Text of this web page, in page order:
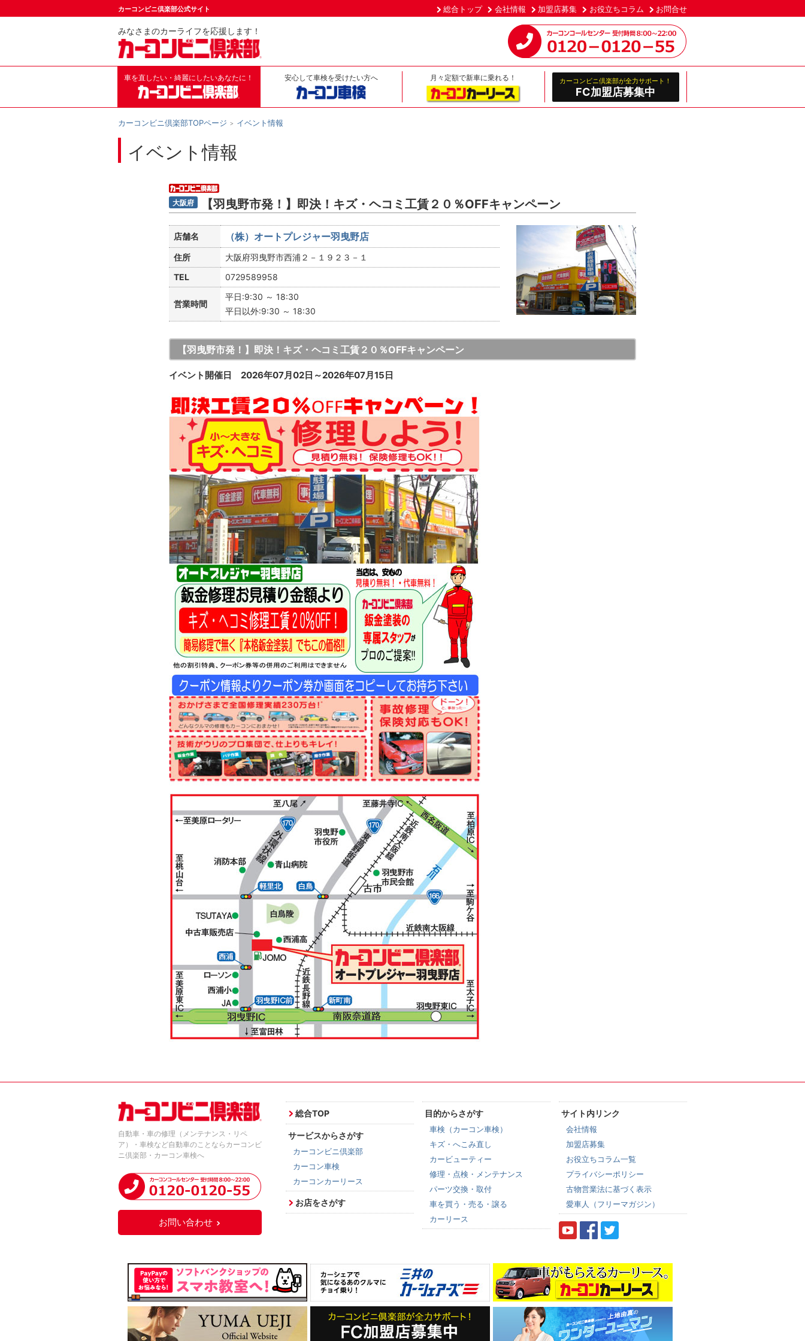
カーコンビニ倶楽部公式サイト 総合トップ 会社情報 加盟店募集 お役立ちコラム お問合せ
みなさまのカーライフを応援します！
車を直したい・綺麗にしたいあなたに！ 安心して車検を受けたい方へ 月々定額で新車に乗れる！ カーコンビニ倶楽部が全力サポート！
FC加盟店募集中
カーコンビニ倶楽部TOPページ イベント情報
イベント情報
大阪府 【羽曳野市発！】即決！キズ・ヘコミ工賃２０％OFFキャンペーン
店舗名 （株）オートプレジャー羽曳野店
住所
大阪府羽曳野市西浦２－１９２３－１
TEL
0729589958
営業時間
平日:9:30 ～ 18:30
平日以外:9:30 ～ 18:30
【羽曳野市発！】即決！キズ・ヘコミ工賃２０％OFFキャンペーン
イベント開催日 2026年07月02日～2026年07月15日
自動車・車の修理（メンテナンス・リペ
ア）・車検など自動車のことならカーコンビ
ニ倶楽部・カーコン車検へ
お問い合わせ
総合TOP
サービスからさがす
カーコンビニ倶楽部
カーコン車検
カーコンカーリース
お店をさがす
目的からさがす
車検（カーコン車検）
キズ・へこみ直し
カービューティー
修理・点検・メンテナンス
パーツ交換・取付
車を買う・売る・譲る
カーリース
サイト内リンク
会社情報
加盟店募集
お役立ちコラム一覧
プライバシーポリシー
古物営業法に基づく表示
愛車人（フリーマガジン）